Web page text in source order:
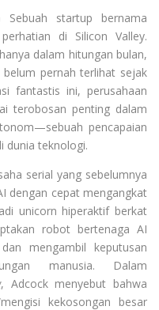
Sebuah startup bernama
di Silicon Valley.
dalam hitungan bulan,
pernah terlihat sejak
fantastis ini, perusahaan
terobosan penting dalam
pencapaian
dunia teknologi.
serial yang sebelumnya
dengan cepat mengangkat
unicorn hiperaktif berkat
robot bertenaga AI
mengambil keputusan
manusia. Dalam
, Adcock menyebut bahwa
kekosongan besar